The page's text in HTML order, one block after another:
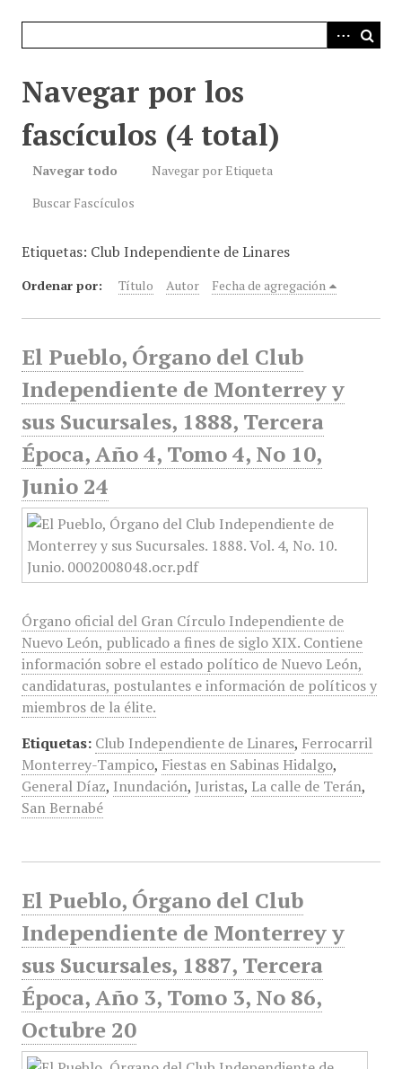
Navegar por los
fascículos (4 total)
Navegar todo
Navegar por Etiqueta
Buscar Fascículos
Etiquetas: Club Independiente de Linares
Ordenar por: Título Autor Fecha de agregación
El Pueblo, Órgano del Club
Independiente de Monterrey y
sus Sucursales, 1888, Tercera
Época, Año 4, Tomo 4, No 10,
Junio 24
Órgano oficial del Gran Círculo Independiente de
Nuevo León, publicado a fines de siglo XIX. Contiene
información sobre el estado político de Nuevo León,
candidaturas, postulantes e información de políticos y
miembros de la élite.
Etiquetas: Club Independiente de Linares, Ferrocarril
Monterrey-Tampico, Fiestas en Sabinas Hidalgo,
General Díaz, Inundación, Juristas, La calle de Terán,
San Bernabé
El Pueblo, Órgano del Club
Independiente de Monterrey y
sus Sucursales, 1887, Tercera
Época, Año 3, Tomo 3, No 86,
Octubre 20